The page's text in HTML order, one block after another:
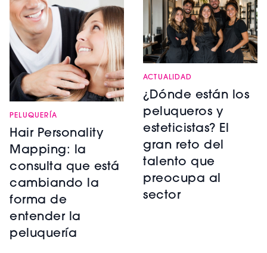
PELUQUERÍA
Hair Personality
Mapping: la
consulta que está
cambiando la
forma de
entender la
peluquería
ACTUALIDAD
¿Dónde están los
peluqueros y
esteticistas? El
gran reto del
talento que
preocupa al
sector